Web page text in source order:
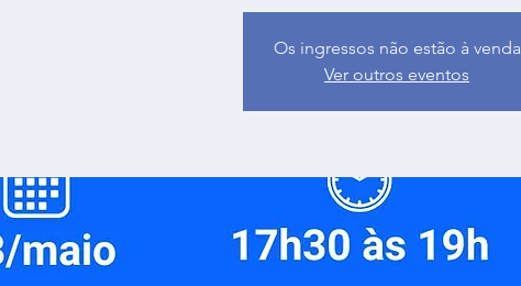
Os ingressos não estão à venda
Ver outros eventos